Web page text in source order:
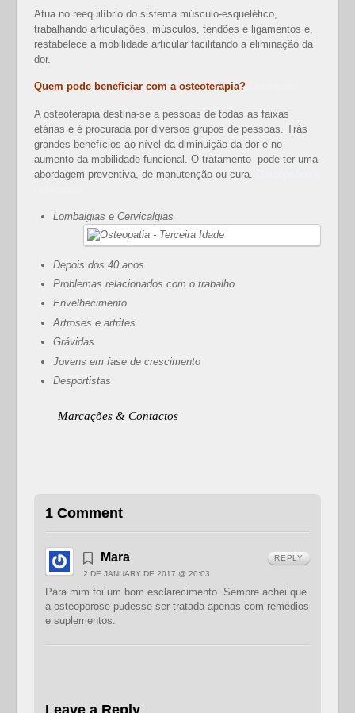
Atua no reequilíbrio do sistema músculo-esquelético,
trabalhando articulações, músculos, tendões e ligamentos e,
restabelece a mobilidade articular facilitando a eliminação da
dor.
Quem pode beneficiar com a osteoterapia?
A osteoterapia destina-se a pessoas de todas as faixas
etárias e é procurada por diversos grupos de pessoas. Trás
grandes benefícios ao nível da diminuição da dor e no
aumento da mobilidade funcional. O tratamento pode ter uma
abordagem preventiva, de manutenção ou cura.
Lombalgias e Cervicalgias
Depois dos 40 anos
Problemas relacionados com o trabalho
Envelhecimento
Artroses e artrites
Grávidas
Jovens em fase de crescimento
Desportistas
Marcações & Contactos
1 Comment
Mara
2 DE JANUARY DE 2017 @ 20:03
Para mim foi um bom esclarecimento. Sempre achei que
a osteoporose pudesse ser tratada apenas com remédios
e suplementos.
REPLY